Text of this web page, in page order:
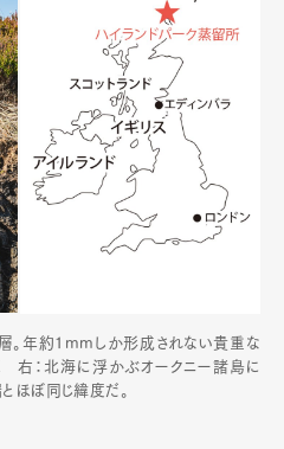
Pen tw
。年約1mmしか形成されない貴重な
：北海に浮かぶオークニー諸島に
ほぼ同じ緯度だ。